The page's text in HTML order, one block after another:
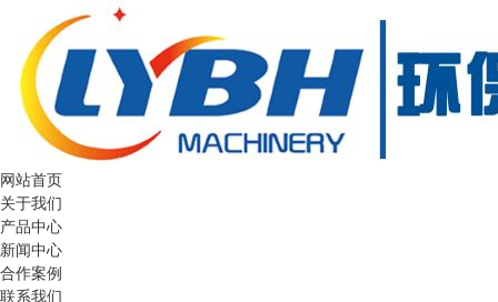
网站首页
关于我们
产品中心
新闻中心
合作案例
联系我们